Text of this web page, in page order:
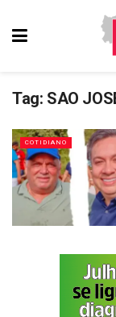
Tag: SAO
COTIDIANO